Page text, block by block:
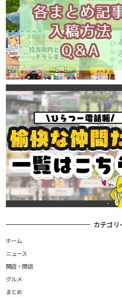
カテゴリ
ホーム
ニュース
開店・閉店
グルメ
まとめ